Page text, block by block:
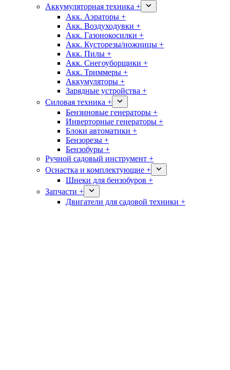
Аккумуляторная техника +
Акк. Аэраторы +
Акк. Воздуходувки +
Акк. Газонокосилки +
Акк. Кусторезы/ножницы +
Акк. Пилы +
Акк. Снегоуборщики +
Акк. Триммеры +
Аккумуляторы +
Зарядные устройства +
Силовая техника +
Бензиновые генераторы +
Инверторные генераторы +
Блоки автоматики +
Бензорезы +
Бензобуры +
Ручной садовый инструмент +
Оснастка и комплектующие +
Шнеки для бензобуров +
Запчасти +
Двигатели для садовой техники +